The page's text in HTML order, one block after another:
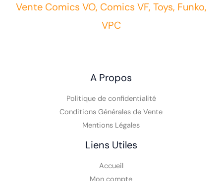
Vente Comics VO, Comics VF, Toys, Funko,
VPC
A Propos
Politique de confidentialité
Conditions Générales de Vente
Mentions Légales
Liens Utiles
Accueil